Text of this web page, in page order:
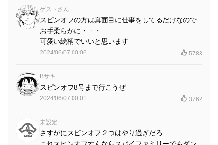
ゲストさん
スピンオフの方は真面目に仕事をしてるだけなので
お手柔らかに・・・
可愛い絵柄でいいと思います
2024/06/07 00:06 5783
Bサキ
スピンオフ8号まで行こうぜ
2024/06/07 00:01 3762
未設定
さすがにスピンオフ２つはやり過ぎだろ